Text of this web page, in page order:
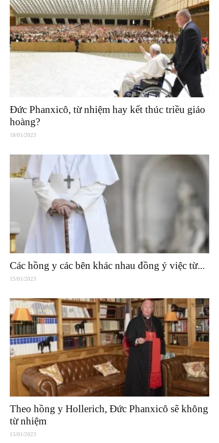
Đức Phanxicô, từ nhiệm hay kết thúc triều giáo
hoàng?
18/01/2023
Các hồng y các bên khác nhau đồng ý việc từ...
15/01/2023
Theo hồng y Hollerich, Đức Phanxicô sẽ không
từ nhiệm
15/01/2023